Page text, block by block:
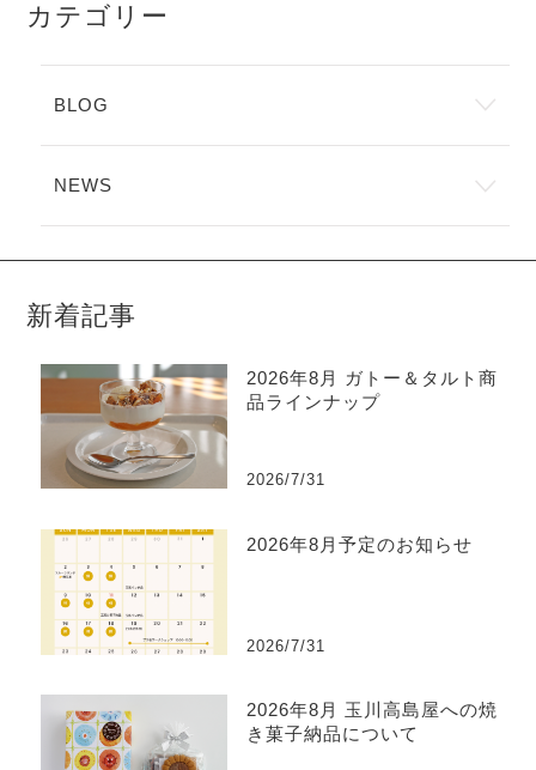
カテゴリー
BLOG
NEWS
新着記事
2026年8月 ガトー＆タルト商
品ラインナップ
2026/7/31
2026年8月予定のお知らせ
2026/7/31
2026年8月 玉川高島屋への焼
き菓子納品について